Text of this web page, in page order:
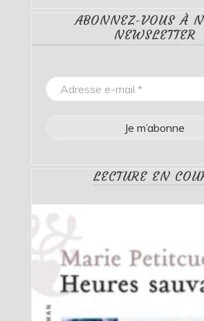
ABONNEZ-VOUS À
NEWSLETTER
LECTURE EN